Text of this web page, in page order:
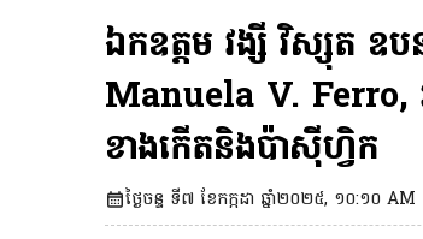
ឯកឧត្តម វង្សី វិស្សុត ឧ
Manuela V. Ferro,
ខាងកើតនិងប៉ាស៊ីហ្វិក
ថ្ងៃចន្ទ ទី៧ ខែកក្កដា ឆ្នាំ២០២៥, ១០:១០ AM